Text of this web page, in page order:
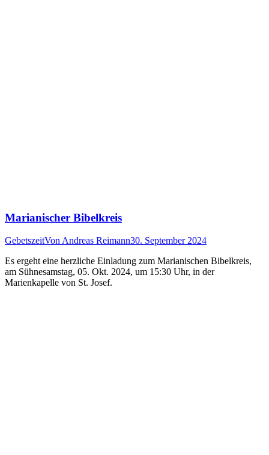
Marianischer Bibelkreis
GebetszeitVonAndreas Reimann30. September 2024
Es ergeht eine herzliche Einladung zum Marianischen Bibelkreis,
am Sühnesamstag, 05. Okt. 2024, um 15:30 Uhr, in der
Marienkapelle von St. Josef.